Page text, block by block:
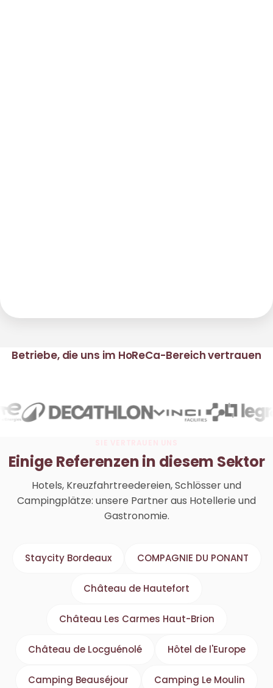
Betriebe, die uns im HoReCa-Bereich vertrauen
Einige Referenzen in diesem Sektor
Hotels, Kreuzfahrtreedereien, Schlösser und
Campingplätze: unsere Partner aus Hotellerie und
Gastronomie.
Staycity Bordeaux COMPAGNIE DU PONANT
Château de Hautefort
Château Les Carmes Haut-Brion
Château de Locguénolé Hôtel de l'Europe
Camping Beauséjour Camping Le Moulin